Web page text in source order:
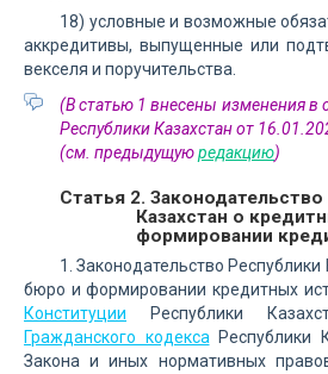
18) условные и возможные
аккредитивы, выпущенные или
векселя и поручительства.
(В статью 1 внесены изменения в
Республики Казахстан от
(см. предыдущуюредакцию)
Статья 2.
Казахстан о
формировании
1. Законодательство
бюро и формировании кредитных
Конституции Республики
Гражданского кодекса Республики
Закона и иных нормативных